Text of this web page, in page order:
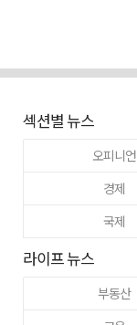
섹션별 뉴스
오피니언
경제
국제
라이프 뉴스
부동산